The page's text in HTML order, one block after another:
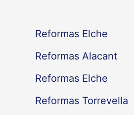
Reformas Elche
Reformas Alacant
Reformas Elche
Reformas Torrevella